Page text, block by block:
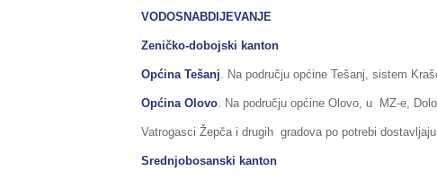
VODOSNABDIJEVANJE
Zeničko-dobojski kanton
Općina Tešanj . Na području općine Tešanj, sistem
Općina Olovo . Na području općine Olovo, u MZ-e,
Vatrogasci Žepča i drugih gradova po potrebi
Srednjobosanski kanton